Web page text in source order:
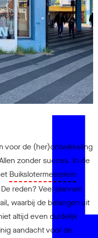
voor de (her)ontwikkeling
zonder succes. In de
Buikslotermeerplein
reden? Veel plannen
waarbij de belangen uit
altijd even duidelijk
aandacht voor de